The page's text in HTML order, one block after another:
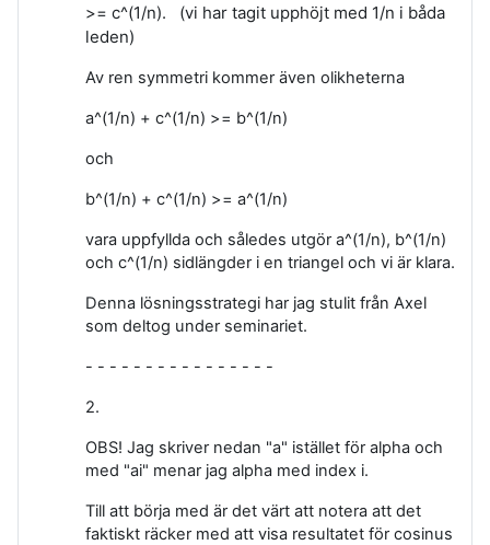
>= c^(1/n). (vi har tagit upphöjt med 1/n i båda
leden)
Av ren symmetri kommer även olikheterna
a^(1/n) + c^(1/n) >= b^(1/n)
och
b^(1/n) + c^(1/n) >= a^(1/n)
vara uppfyllda och således utgör a^(1/n), b^(1/n)
och c^(1/n) sidlängder i en triangel och vi är klara.
Denna lösningsstrategi har jag stulit från Axel
som deltog under seminariet.
- - - - - - - - - - - - - - - -
2.
OBS! Jag skriver nedan "a" istället för alpha och
med "ai" menar jag alpha med index i.
Till att börja med är det värt att notera att det
faktiskt räcker med att visa resultatet för cosinus